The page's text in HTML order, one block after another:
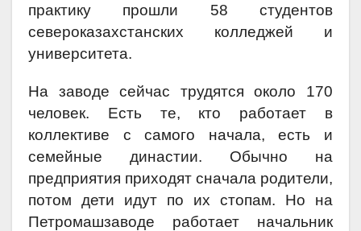
практику прошли 58 студентов
североказахстанских колледжей и
университета.
На заводе сейчас трудятся около 170
человек. Есть те, кто работает в
коллективе с самого начала, есть и
семейные династии. Обычно на
предприятия приходят сначала родители,
потом дети идут по их стопам. Но на
Петромашзаводе работает начальник